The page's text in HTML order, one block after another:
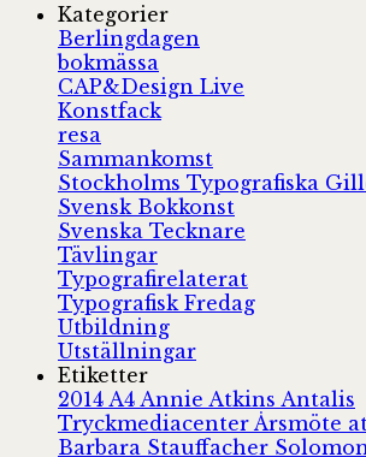
Kategorier
Berlingdagen
bokmässa
CAP&Design Live
Konstfack
resa
Sammankomst
Stockholms Typografiska
Svensk Bokkonst
Svenska Tecknare
Tävlingar
Typografirelaterat
Typografisk Fredag
Utbildning
Utställningar
Etiketter
2014 A4 Annie Atkins Antalis
Tryckmediacenter Årsmöte
Barbara Stauffacher Solomon